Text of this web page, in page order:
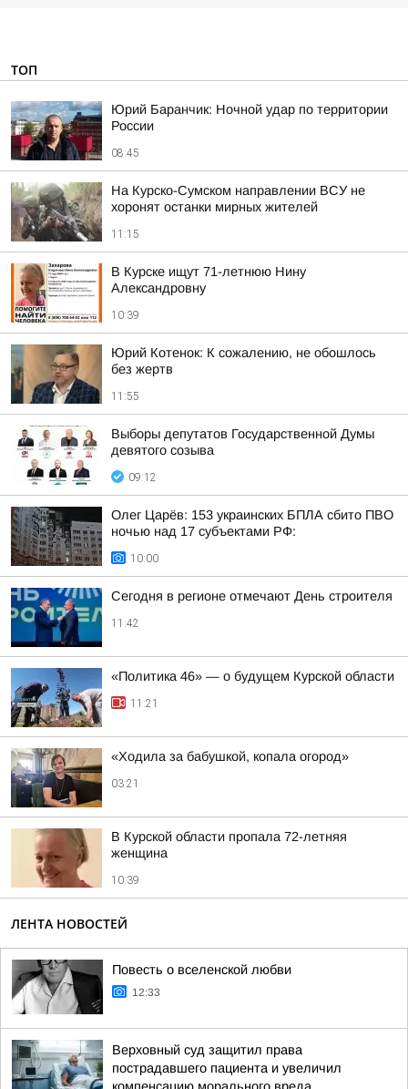
ТОП
Юрий Баранчик: Ночной удар по территории
России
08:45
На Курско-Сумском направлении ВСУ не
хоронят останки мирных жителей
11:15
В Курске ищут 71-летнюю Нину
Александровну
10:39
Юрий Котенок: К сожалению, не обошлось
без жертв
11:55
Выборы депутатов Государственной Думы
девятого созыва
09:12
Олег Царёв: 153 украинских БПЛА сбито ПВО
ночью над 17 субъектами РФ:
10:00
Сегодня в регионе отмечают День строителя
11:42
«Политика 46» — о будущем Курской области
11:21
«Ходила за бабушкой, копала огород»
03:21
В Курской области пропала 72-летняя
женщина
10:39
ЛЕНТА НОВОСТЕЙ
Повесть о вселенской любви
12:33
Верховный суд защитил права
пострадавшего пациента и увеличил